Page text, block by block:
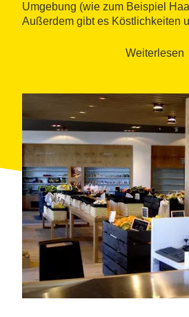
Umgebung (wie zum Beispiel
Außerdem gibt es Köstlichkeiten
hochwertigen und vollkommen
Weiterlesen